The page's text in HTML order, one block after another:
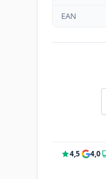
EAN
4,5· 4,0·